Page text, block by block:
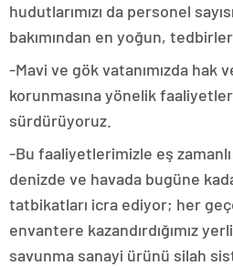
hudutlarımızı da personel
bakımından en yoğun,
-Mavi ve gök vatanımızda hak
korunmasına yönelik
sürdürüyoruz.
-Bu faaliyetlerimizle eş
denizde ve havada bugüne
tatbikatları icra ediyor; her
envantere kazandırdığımız
savunma sanayi ürünü silah